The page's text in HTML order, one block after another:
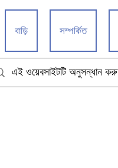
বাড়ি সম্পর্কিত